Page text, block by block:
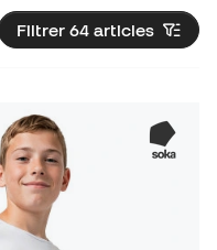
Filtrer 64 articles